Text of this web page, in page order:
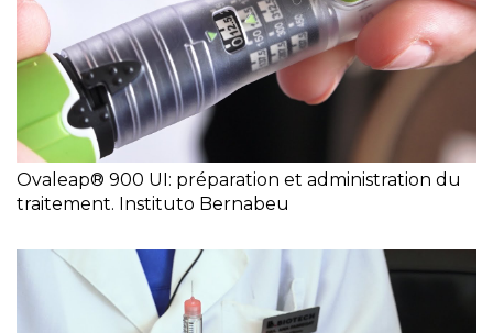
Ovaleap® 900 UI: préparation et administration du
traitement. Instituto Bernabeu